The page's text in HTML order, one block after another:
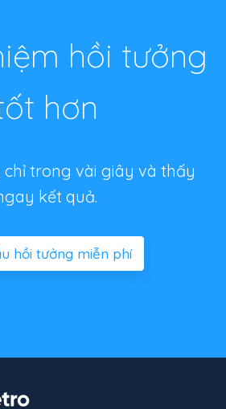
hồi tưởng
hơn
chỉ trong vài giây và thấy
kết quả.
hồi tưởng miễn phí